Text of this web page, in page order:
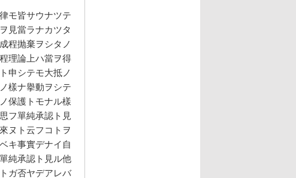
モ皆サウナツテ
見當ラナカツタ
程抛棄ヲシタノ
理論上ハ當ヲ得
申シテモ大抵ノ
樣ナ擧動ヲシテ
保護トモナル樣
フ單純承認ト見
ヌト云フコトヲ
キ事實デナイ自
純承認ト見ル他
ガ否ヤデアレバ